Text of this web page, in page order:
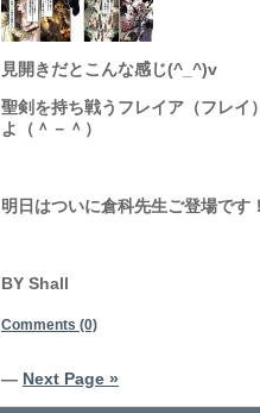
見開きだとこんな感じ(^_^)v
聖剣を持ち戦うフレイア（フレイ
よ（＾－＾）
明日はついに倉科先生ご登場で
BY Shall
Comments (0)
— Next Page »